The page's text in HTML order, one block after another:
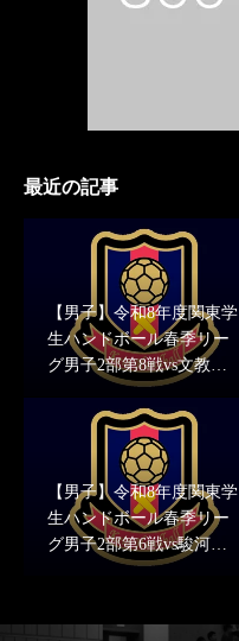
最近の記事
【男子】令和8年度関東学
生ハンドボール春季リー
グ男子2部第8戦vs文教大
学 結果報告
【男子】令和8年度関東学
生ハンドボール春季リー
グ男子2部第6戦vs駿河台
大学 結果報告